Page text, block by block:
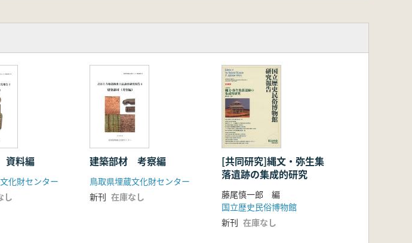
料編
化財センター
し
建築部材 考察編
鳥取県埋蔵文化財センター
新刊 在庫なし
[共同研究]縄文・弥生集
落遺跡の集成的研究
藤尾慎一郎 編
国立歴史民俗博物館
新刊 在庫なし